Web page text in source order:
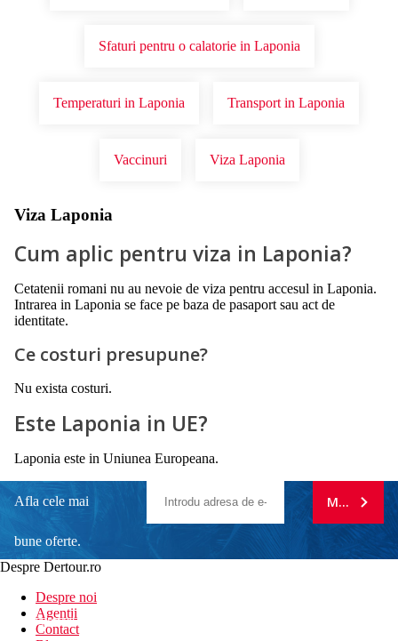
Sfaturi pentru o calatorie in Laponia
Temperaturi in Laponia Transport in Laponia
Vaccinuri Viza Laponia
Viza Laponia
Cum aplic pentru viza in Laponia?
Cetatenii romani nu au nevoie de viza pentru accesul in Laponia.
Intrarea in Laponia se face pe baza de pasaport sau act de
identitate.
Ce costuri presupune?
Nu exista costuri.
Este Laponia in UE?
Laponia este in Uniunea Europeana.
Afla cele mai
bune oferte.
newsletter!
MA
Despre Dertour.ro
Despre noi
Agentii
Contact